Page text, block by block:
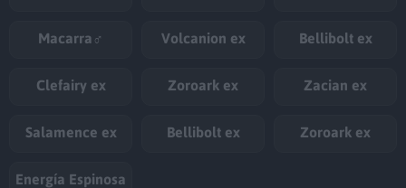
Macarra♂ Volcanion ex Bellibolt ex
Clefairy ex Zoroark ex Zacian ex
Salamence ex Bellibolt ex Zoroark ex
Energía Espinosa